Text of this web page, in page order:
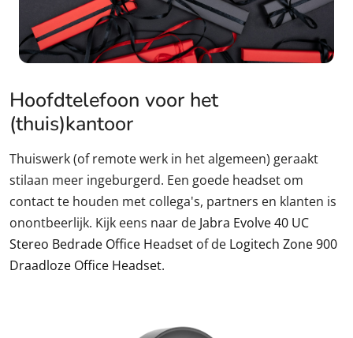
Hoofdtelefoon voor het
(thuis)kantoor
Thuiswerk (of remote werk in het algemeen) geraakt
stilaan meer ingeburgerd. Een goede headset om
contact te houden met collega's, partners en klanten is
onontbeerlijk. Kijk eens naar de Jabra Evolve 40 UC
Stereo Bedrade Office Headset of de Logitech Zone 900
Draadloze Office Headset.